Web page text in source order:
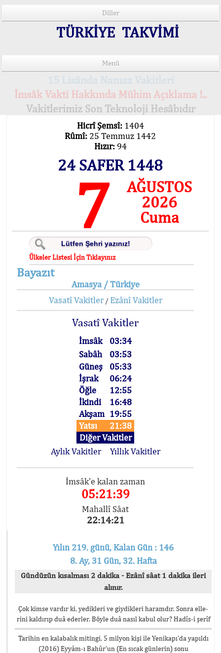
Diller
TÜRKİYE TAKVİMİ
Menü
İmsâk Vakti Hakkında Mühim Açıklama !..
Vakitlerimiz Son Teknoloji Hesâbıdır
Hicrî Şemsî: 1404
Rûmî: 25 Temmuz 1442
Hızır: 94
24 SAFER 1448
7
AĞUSTOS
2026
Cuma
Ülkeler Listesi İçin Tıklayınız
Bayazıt
Amasya / Türkiye
Vasatî Vakitler/ Ezânî Vakitler
Vasatî Vakitler
İmsâk
03:34
Sabâh
03:53
Güneş
05:33
İşrak
06:24
Öğle
12:55
İkindi
16:48
Akşam 19:55
Yatsı
21:38
Diğer Vakitler
Aylık Vakitler
Yıllık Vakitler
İmsâk'e kalan zaman
05:21:39
Mahallî Sâat
22:14:21
Yılın 219. günü, Kalan Gün : 146
8. Ay, 31 Gün, 32. Hafta
Gündüzün kısalması 2 dakika - Ezânî sâat 1 dakika ileri
alınır.
Çok kimse vardır ki, yedikleri ve giydikleri haramdır. Sonra elle-
rini kaldırıp duâ ederler. Böyle duâ nasıl kabul olur? Hadîs-i şerîf
Tarihin en kalabalık mitingi, 5 milyon kişi ile Yenikapı’da yapıldı
(2016) Eyyâm-ı Bahûr’un (En sıcak günlerin) sonu